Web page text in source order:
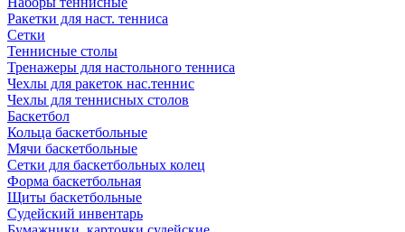
Ракетки для наст. тенниса
Сетки
Теннисные столы
Тренажеры для настольного тенниса
Чехлы для ракеток нас.теннис
Чехлы для теннисных столов
Баскетбол
Кольца баскетбольные
Мячи баскетбольные
Сетки для баскетбольных колец
Форма баскетбольная
Щиты баскетбольные
Судейский инвентарь